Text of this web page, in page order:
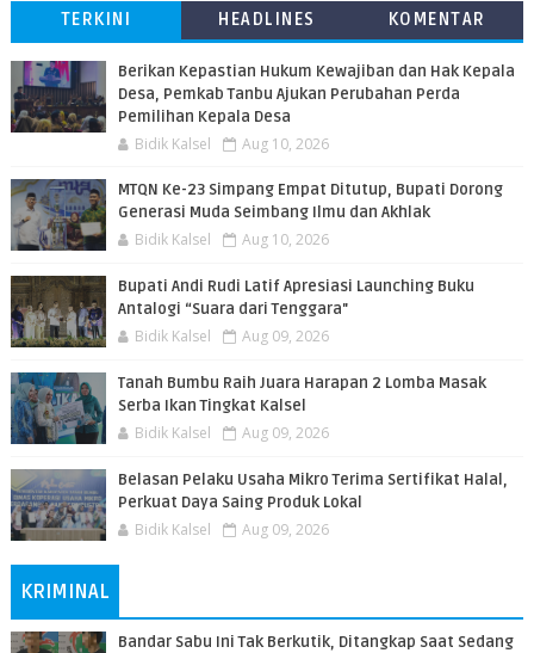
TERKINI HEADLINES KOMENTAR
Berikan Kepastian Hukum Kewajiban dan Hak Kepala
Desa, Pemkab Tanbu Ajukan Perubahan Perda
Pemilihan Kepala Desa
Bidik Kalsel Aug 10, 2026
MTQN Ke-23 Simpang Empat Ditutup, Bupati Dorong
Generasi Muda Seimbang Ilmu dan Akhlak
Bidik Kalsel Aug 10, 2026
Bupati Andi Rudi Latif Apresiasi Launching Buku
Antalogi “Suara dari Tenggara"
Bidik Kalsel Aug 09, 2026
Tanah Bumbu Raih Juara Harapan 2 Lomba Masak
Serba Ikan Tingkat Kalsel
Bidik Kalsel Aug 09, 2026
Belasan Pelaku Usaha Mikro Terima Sertifikat Halal,
Perkuat Daya Saing Produk Lokal
Bidik Kalsel Aug 09, 2026
KRIMINAL
Bandar Sabu Ini Tak Berkutik, Ditangkap Saat Sedang